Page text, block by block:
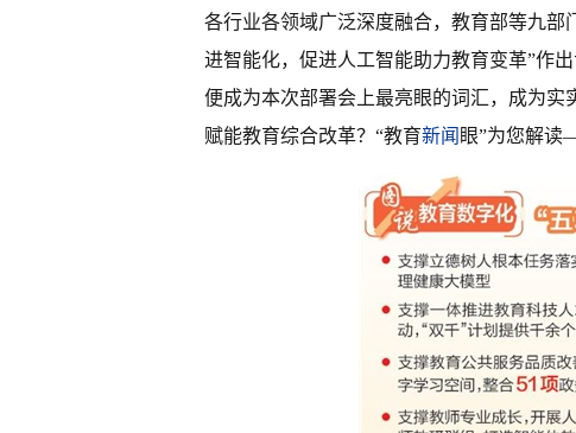
各行业各领域广泛深度融合，教育部等九部
进智能化，促进人工智能助力教育变革”作
便成为本次部署会上最亮眼的词汇，成为实
赋能教育综合改革？“教育新闻 眼”为您解